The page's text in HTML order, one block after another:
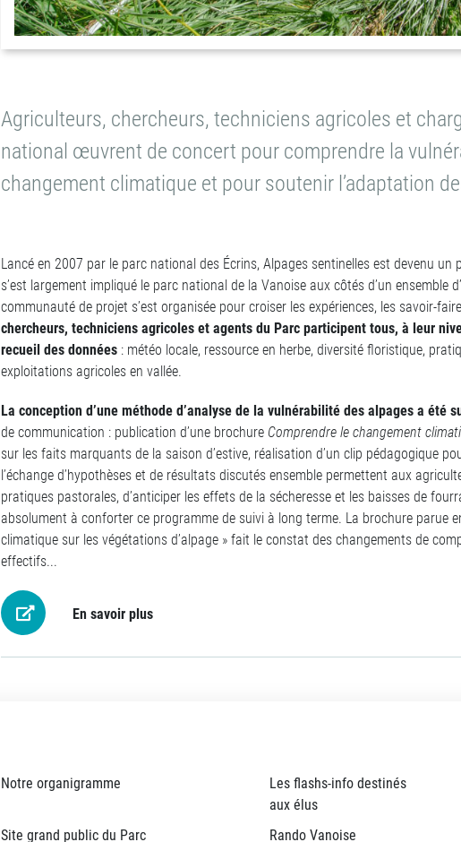
Agriculteurs, chercheurs, techniciens agricoles et
national œuvrent de concert pour comprendre la
changement climatique et pour soutenir l’adaptation
Lancé en 2007 par le parc national des Écrins, Alpages sentinelles est devenu
s’est largement impliqué le parc national de la Vanoise aux côtés d’un ensemble
communauté de projet s’est organisée pour croiser les expériences, les savoir-
chercheurs, techniciens agricoles et agents du Parc participent tous, à leur
recueil des données : météo locale, ressource en herbe, diversité floristique,
exploitations agricoles en vallée.
La conception d’une méthode d’analyse de la vulnérabilité des alpages a été
de communication : publication d’une brochure Comprendre le changement
sur les faits marquants de la saison d’estive, réalisation d’un clip pédagogique
l’échange d’hypothèses et de résultats discutés ensemble permettent aux
pratiques pastorales, d’anticiper les effets de la sécheresse et les baisses de
absolument à conforter ce programme de suivi à long terme. La brochure parue
climatique sur les végétations d’alpage » fait le constat des changements de
effectifs...
En savoir plus
Notre organigramme
Les flashs-info destinés
aux élus
Site grand public du Parc
Rando Vanoise